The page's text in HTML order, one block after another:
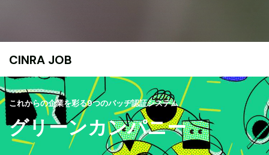
CINRA JOB
これからの企業を彩る9つのバッヂ認証システム
グリーンカンパニー